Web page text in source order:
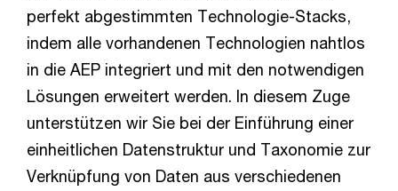
perfekt abgestimmten Technologie-Stacks,
indem alle vorhandenen Technologien nahtlos
in die AEP integriert und mit den notwendigen
Lösungen erweitert werden. In diesem Zuge
unterstützen wir Sie bei der Einführung einer
einheitlichen Datenstruktur und Taxonomie zur
Verknüpfung von Daten aus verschiedenen